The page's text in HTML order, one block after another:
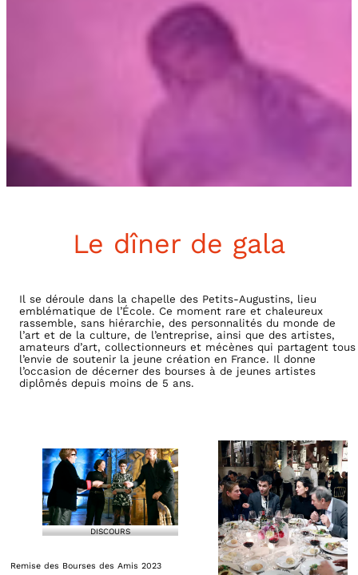
Le dîner de gala
Il se déroule dans la chapelle des Petits-Augustins, lieu
emblématique de l’École. Ce moment rare et chaleureux
rassemble, sans hiérarchie, des personnalités du monde de
l’art et de la culture, de l’entreprise, ainsi que des artistes,
amateurs d’art, collectionneurs et mécènes qui partagent tous
l’envie de soutenir la jeune création en France. Il donne
l’occasion de décerner des bourses à de jeunes artistes
diplômés depuis moins de 5 ans.
DISCOURS
Remise des Bourses des Amis 2023